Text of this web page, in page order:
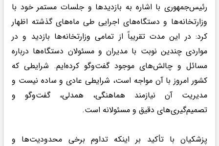
رئیس‌جمهوری با اشاره به بازدیدها و جلسات مستمر خود با
وزارتخانه‌ها و دستگاه‌های اجرایی طی ماه‌های گذشته اظهار
کرد: در این مدت تقریباً از تمامی وزارتخانه‌ها بازدید و در
مواردی چندین نوبت با مدیران و مسئولان دستگاه‌ها درباره
مسائل و چالش‌های موجود گفت‌وگو کرده‌ایم. شرایطی که
کشور امروز با آن مواجه است، شرایطی عادی و ساده نیست و
مدیریت آن نیازمند هماهنگی، همدلی، گفت‌وگو و
تصمیم‌گیری‌های دقیق و مسئولانه است.
پزشکیان با تأکید بر اینکه تداوم برخی محدودیت‌ها و